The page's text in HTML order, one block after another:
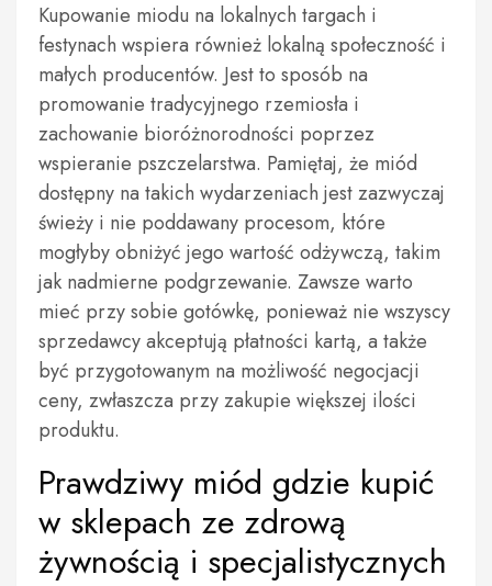
Kupowanie miodu na lokalnych targach i
festynach wspiera również lokalną społeczność i
małych producentów. Jest to sposób na
promowanie tradycyjnego rzemiosła i
zachowanie bioróżnorodności poprzez
wspieranie pszczelarstwa. Pamiętaj, że miód
dostępny na takich wydarzeniach jest zazwyczaj
świeży i nie poddawany procesom, które
mogłyby obniżyć jego wartość odżywczą, takim
jak nadmierne podgrzewanie. Zawsze warto
mieć przy sobie gotówkę, ponieważ nie wszyscy
sprzedawcy akceptują płatności kartą, a także
być przygotowanym na możliwość negocjacji
ceny, zwłaszcza przy zakupie większej ilości
produktu.
Prawdziwy miód gdzie kupić
w sklepach ze zdrową
żywnością i specjalistycznych